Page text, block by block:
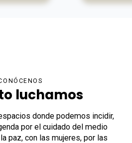
luchamos
donde podemos incidir,
por el cuidado del medio
paz, con las mujeres, por las